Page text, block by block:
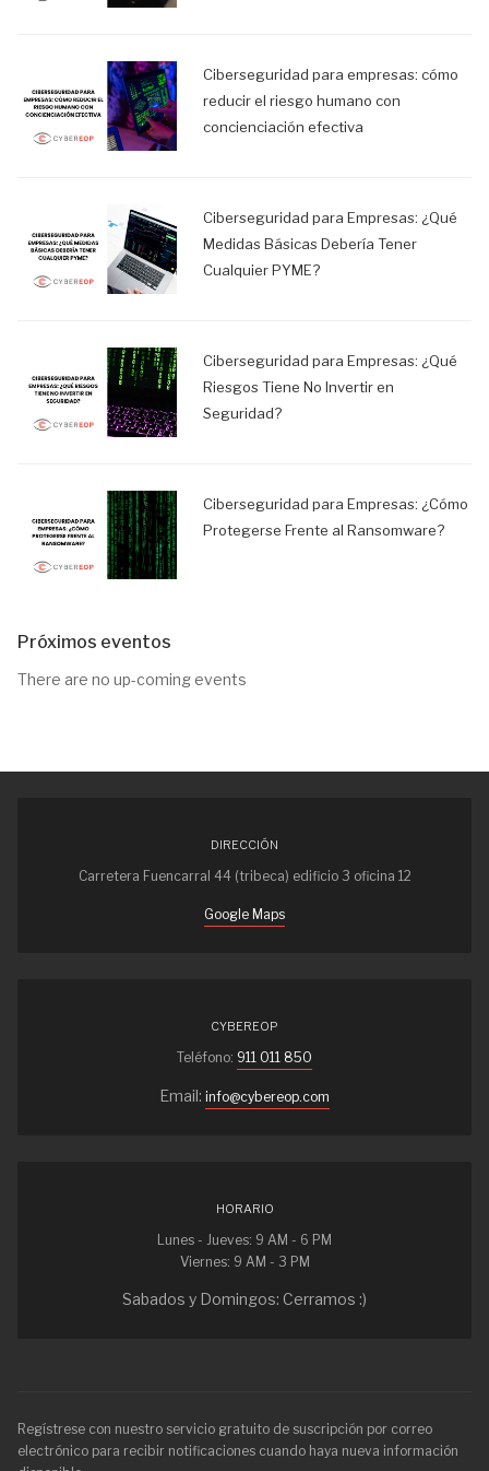
Ciberseguridad para empresas: cómo
reducir el riesgo humano con
concienciación efectiva
Ciberseguridad para Empresas: ¿Qué
Medidas Básicas Debería Tener
Cualquier PYME?
Ciberseguridad para Empresas: ¿Qué
Riesgos Tiene No Invertir en
Seguridad?
Ciberseguridad para Empresas: ¿Cómo
Protegerse Frente al Ransomware?
Próximos eventos
There are no up-coming events
DIRECCIÓN
Carretera Fuencarral 44 (tribeca) edificio 3 oficina 12
Google Maps
CYBEREOP
Teléfono: 911 011 850
Email: info@cybereop.com
HORARIO
Lunes - Jueves: 9 AM - 6 PM
Viernes: 9 AM - 3 PM
Sabados y Domingos: Cerramos :)
Regístrese con nuestro servicio gratuito de suscripción por correo
electrónico para recibir notificaciones cuando haya nueva información